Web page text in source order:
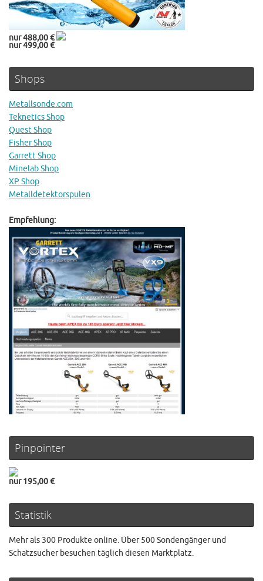
nur 488,00 €
nur 499,00 €
Shops
Metallsonde.com
Teknetics Shop
Quest Shop
Fisher Shop
Garrett Shop
Minelab Shop
XP Shop
Metalldetektorspulen
Empfehlung:
Pinpointer
nur 195,00 €
Statistik
Mehr als 300 Produkte online. Über 500 Sondengänger und
Schatzsucher besuchen täglich diesen Marktplatz.